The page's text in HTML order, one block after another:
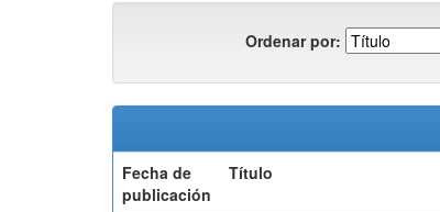
Ordenar por:
Fecha de
publicación
Título